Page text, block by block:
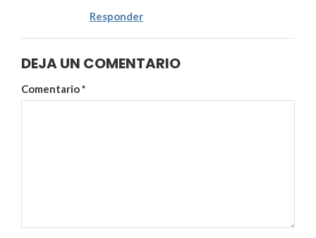
Responder
DEJA UN COMENTARIO
Comentario*